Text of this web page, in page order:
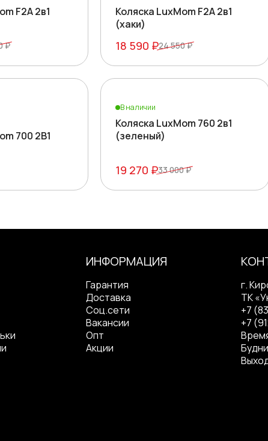
F2A 2в1
₽
Коляска LuxMom F2A 2в1
(хаки)
18 590 ₽24 550 ₽
700 2B1
В наличии
Коляска LuxMom 760 2в1
(зеленый)
19 270 ₽33 000 ₽
ИНФОРМАЦИЯ
Гарантия
Доставка
Соц.сети
Вакансии
Опт
Акции
г.
ТК
+7
+7